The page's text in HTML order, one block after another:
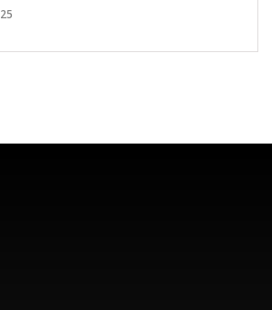
Ambas jornadas mostraron la